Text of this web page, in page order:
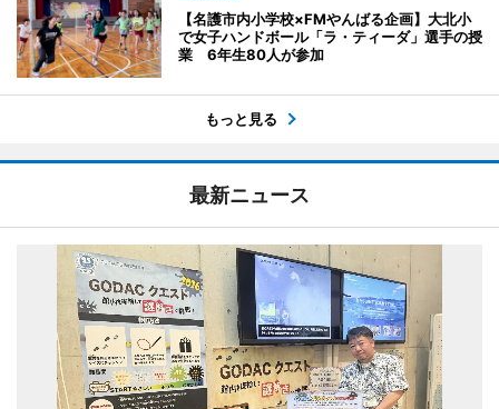
【名護市内小学校×FMやんばる企画】大北小
で女子ハンドボール「ラ・ティーダ」選手の授
業 6年生80人が参加
もっと見る
最新ニュース